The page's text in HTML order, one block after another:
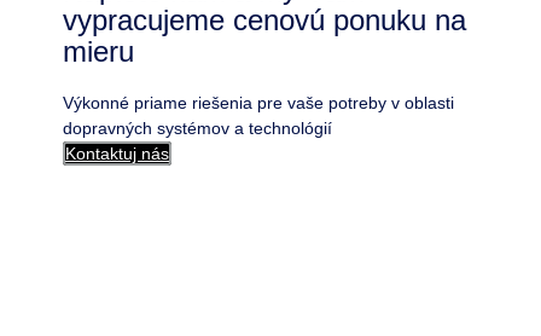
vypracujeme cenovú ponuku na
mieru
Výkonné priame riešenia pre vaše potreby v oblasti
dopravných systémov a technológií
Kontaktuj nás